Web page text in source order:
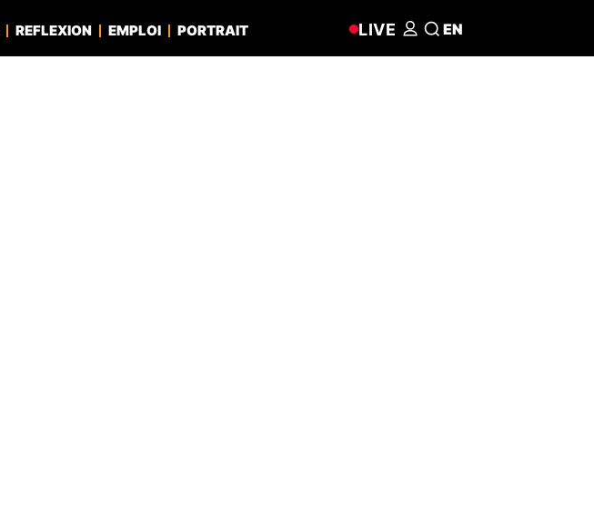
REFLEXION EMPLOI PORTRAIT LIVE EN